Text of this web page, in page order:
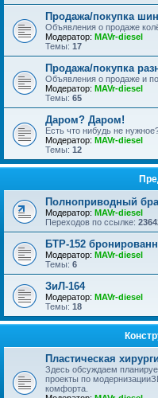
Продажа/покупка
Объявления о продаже
Модератор: MAVr-diesel
Темы: 17
Продажа/покупка
Объявления о продаже и
Модератор: MAVr-diesel
Темы: 65
Даром? Даром!
Есть что нибудь не
Модератор: MAVr-diesel
Темы: 12
Полноприводный
Модератор: MAVr-diesel
Переходов по ссылке:
БТР-152
Модератор: MAVr-diesel
Темы: 6
ЗиЛ-164
Модератор: MAVr-diesel
Темы: 18
Пластическая
Здесь обсуждаем
проекты по
комфорта.